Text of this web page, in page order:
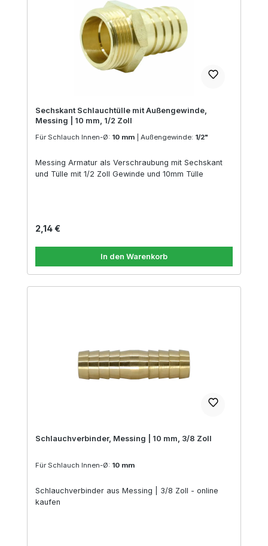
Sechskant Schlauchtülle mit Außengewinde,
Messing | 10 mm, 1/2 Zoll
Für Schlauch Innen-Ø: 10 mm Außengewinde: 1/2"
Messing Armatur als Verschraubung mit Sechskant
und Tülle mit 1/2 Zoll Gewinde und 10mm Tülle
Regulärer Preis:
2,14 €
In den Warenkorb
Schlauchverbinder, Messing | 10 mm, 3/8 Zoll
Für Schlauch Innen-Ø: 10 mm
Schlauchverbinder aus Messing | 3/8 Zoll - online
kaufen